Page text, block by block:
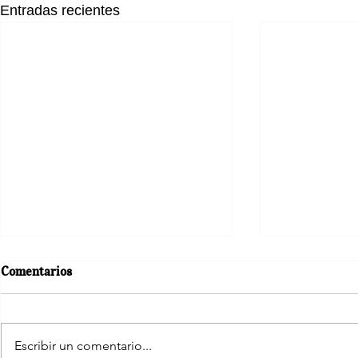
Entradas recientes
Comentarios
Escribir un comentario...